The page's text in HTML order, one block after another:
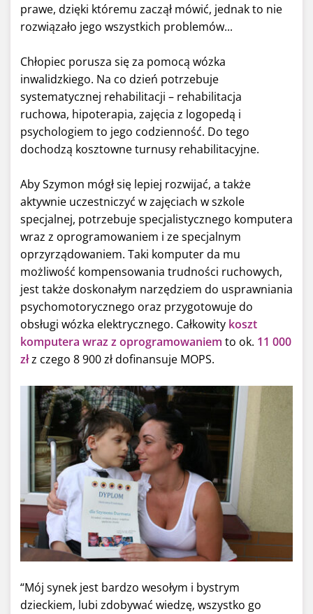
prawe, dzięki któremu zaczął mówić, jednak to nie
rozwiązało jego wszystkich problemów...
Chłopiec porusza się za pomocą wózka
inwalidzkiego. Na co dzień potrzebuje
systematycznej rehabilitacji – rehabilitacja
ruchowa, hipoterapia, zajęcia z logopedą i
psychologiem to jego codzienność. Do tego
dochodzą kosztowne turnusy rehabilitacyjne.
Aby Szymon mógł się lepiej rozwijać, a także
aktywnie uczestniczyć w zajęciach w szkole
specjalnej, potrzebuje specjalistycznego komputera
wraz z oprogramowaniem i ze specjalnym
oprzyrządowaniem. Taki komputer da mu
możliwość kompensowania trudności ruchowych,
jest także doskonałym narzędziem do usprawniania
psychomotorycznego oraz przygotowuje do
obsługi wózka elektrycznego. Całkowity koszt
komputera wraz z oprogramowaniem to ok. 11 000
złz czego 8 900 zł dofinansuje MOPS.
“Mój synek jest bardzo wesołym i bystrym
dzieckiem, lubi zdobywać wiedzę, wszystko go